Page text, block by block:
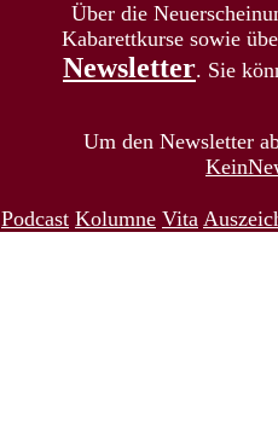
Über die
Kabarettkurse sowie
Newsletter. Sie
Um den Newsletter
Podcast Kolumne Vita